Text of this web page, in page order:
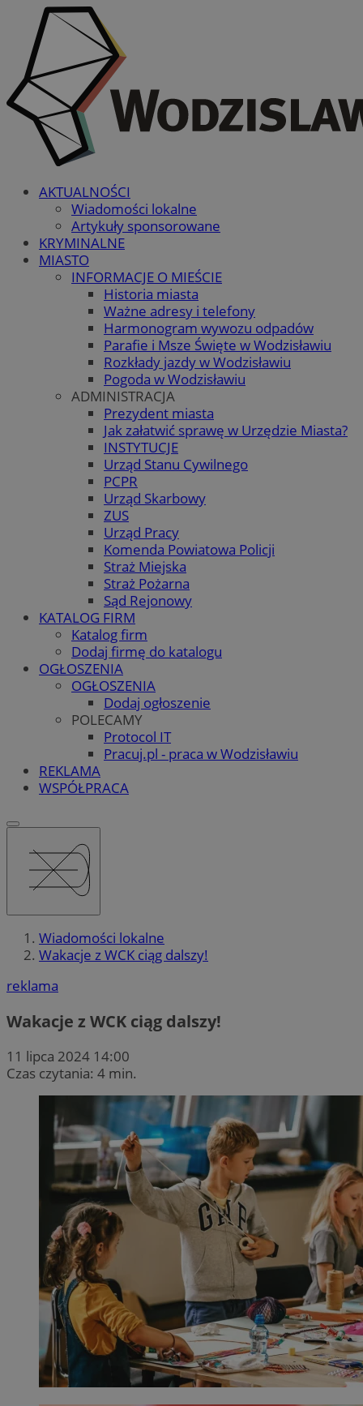
AKTUALNOŚCI
Wiadomości lokalne
Artykuły sponsorowane
KRYMINALNE
MIASTO
INFORMACJE O MIEŚCIE
Historia miasta
Ważne adresy i telefony
Harmonogram wywozu odpadów
Parafie i Msze Święte w Wodzisławiu
Rozkłady jazdy w Wodzisławiu
Pogoda w Wodzisławiu
ADMINISTRACJA
Prezydent miasta
Jak załatwić sprawę w Urzędzie Miasta?
INSTYTUCJE
Urząd Stanu Cywilnego
PCPR
Urząd Skarbowy
ZUS
Urząd Pracy
Komenda Powiatowa Policji
Straż Miejska
Straż Pożarna
Sąd Rejonowy
KATALOG FIRM
Katalog firm
Dodaj firmę do katalogu
OGŁOSZENIA
OGŁOSZENIA
Dodaj ogłoszenie
POLECAMY
Protocol IT
Pracuj.pl - praca w Wodzisławiu
REKLAMA
WSPÓŁPRACA
Wiadomości lokalne
Wakacje z WCK ciąg dalszy!
reklama
Wakacje z WCK ciąg dalszy!
11 lipca 2024 14:00
Czas czytania: 4 min.